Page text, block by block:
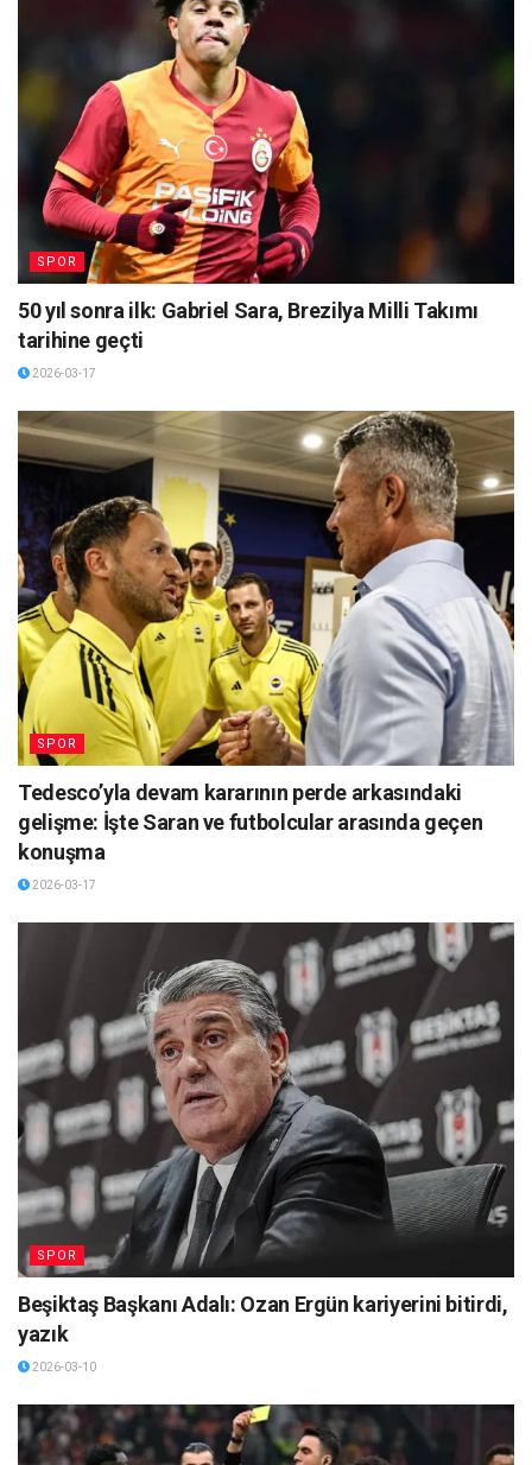
SPOR
50 yıl sonra ilk: Gabriel Sara, Brezilya Milli Takımı
tarihine geçti
2026-03-17
SPOR
Tedesco’yla devam kararının perde arkasındaki
gelişme: İşte Saran ve futbolcular arasında geçen
konuşma
2026-03-17
SPOR
Beşiktaş Başkanı Adalı: Ozan Ergün kariyerini bitirdi,
yazık
2026-03-10